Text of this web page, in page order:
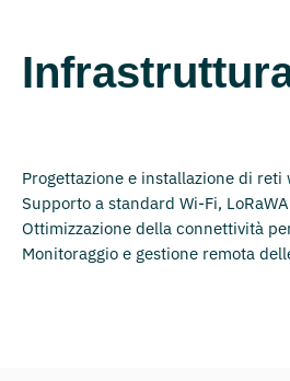
Progettazione e installazione di
Supporto a standard Wi-Fi,
Ottimizzazione della connettività
Monitoraggio e gestione remota